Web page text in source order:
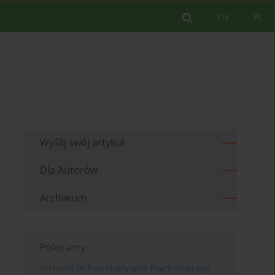
PL
EN
Wyślij swój artykuł
Dla Autorów
Archiwum
Polecamy
Archives of Psychiatry and Psychotherapy